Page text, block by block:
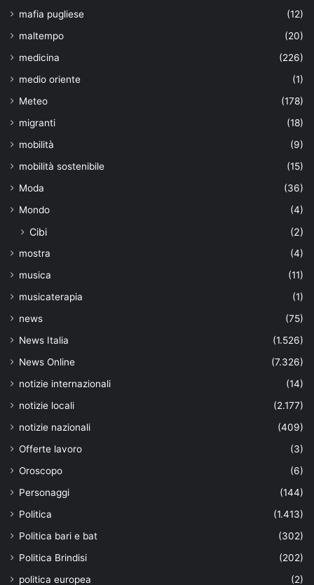
mafia pugliese
(12)
maltempo
(20)
medicina
(226)
medio oriente
(1)
Meteo
(178)
migranti
(18)
mobilità
(9)
mobilità sostenibile
(15)
Moda
(36)
Mondo
(4)
Cibi (2)
mostra
(4)
musica
(11)
musicaterapia
(1)
news
(75)
News Italia
(1.526)
News Online
(7.326)
notizie internazionali
(14)
notizie locali
(2.177)
notizie nazionali
(409)
Offerte lavoro
(3)
Oroscopo
(6)
Personaggi
(144)
Politica
(1.413)
Politica bari e bat
(302)
Politica Brindisi
(202)
politica europea
(2)